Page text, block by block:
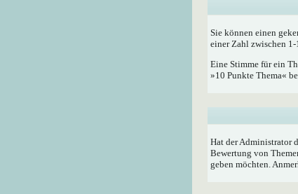
Sie können einen
einer Zahl zwischen
Eine Stimme für ein
»10 Punkte Thema«
Hat der Administrator
Bewertung von
geben möchten.